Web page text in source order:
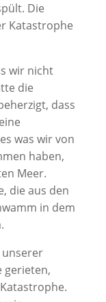
Die
Katastrophe
wir nicht
die
dass
was wir von
haben,
Meer.
die aus den
in dem
unserer
gerieten,